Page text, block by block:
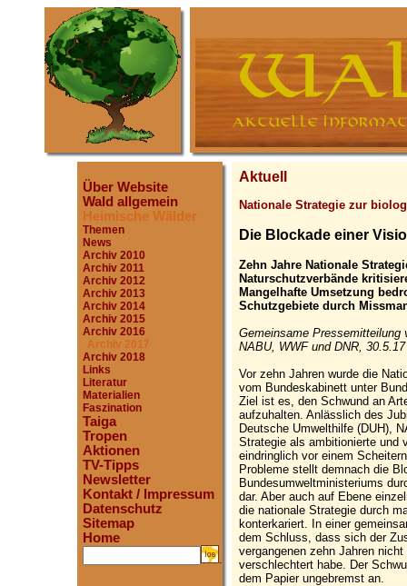
Über Website
Wald allgemein
Heimische Wälder
Themen
News
Archiv 2010
Archiv 2011
Archiv 2012
Archiv 2013
Archiv 2014
Archiv 2015
Archiv 2016
Archiv 2017
Archiv 2018
Links
Literatur
Materialien
Faszination
Taiga
Tropen
Aktionen
TV-Tipps
Newsletter
Kontakt / Impressum
Datenschutz
Sitemap
Home
.
Aktuell
Nationale Strategie zur
Die Blockade einer
Zehn Jahre Nationale
Naturschutzverbände
Mangelhafte Umsetzung
Schutzgebiete durch
Gemeinsame Pressemitteilung
NABU, WWF und DNR, 30.5.17
Vor zehn Jahren wurde die
vom Bundeskabinett unter
Ziel ist es, den Schwund an
aufzuhalten. Anlässlich des
Deutsche Umwelthilfe (DUH),
Strategie als ambitionierte und
eindringlich vor einem
Probleme stellt demnach die
Bundesumweltministeriums
dar. Aber auch auf Ebene
die nationale Strategie durch
konterkariert. In einer
dem Schluss, dass sich der
vergangenen zehn Jahren
verschlechtert habe. Der
dem Papier ungebremst an.